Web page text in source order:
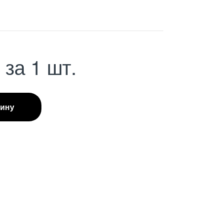
за 1 шт.